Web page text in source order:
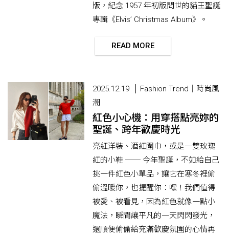
版，紀念 1957 年初版問世的貓王聖誕
專輯《Elvis’ Christmas Album》。
READ MORE
2025.12.19
Fashion Trend｜時尚風
潮
紅色小心機：用穿搭點亮妳的
聖誕、跨年歡慶時光
亮紅洋裝、酒紅圍巾，或是一雙玫瑰
紅的小鞋 ── 今年聖誕，不如給自己
挑一件紅色小單品，讓它在寒冬裡偷
偷溫暖你，也提醒你：嘿！我們值得
被愛、被看見，因為紅色就像一點小
魔法，瞬間讓平凡的一天閃閃發光，
還順便偷偷給充滿歡慶氛圍的心情再